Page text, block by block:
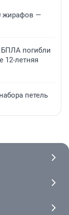
жирафов —
погибли
12-летняя
петель